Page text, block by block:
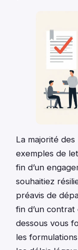
La majorité
exemples de
fin d’un
souhaitiez
préavis de
fin d’un
dessous vous
les